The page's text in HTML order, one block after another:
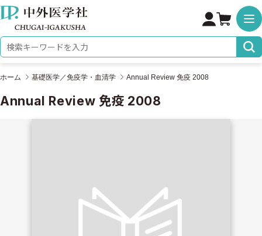
株式会社 中外医学社
検索キーワード
ホーム 基礎医学／免疫学・血清学 Annual Review 免疫 2008
Annual Review 免疫 2008